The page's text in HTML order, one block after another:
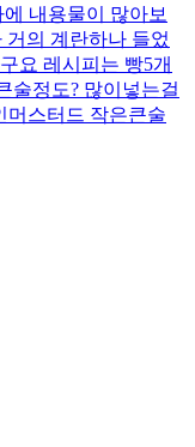
내용물이 많아보
의 계란하나 들었
요 레시피는 빵5개
술정도? 많이넣는걸
머스터드 작은큰술